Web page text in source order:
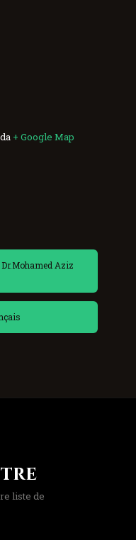
+ Google Map
Aziz
liste de